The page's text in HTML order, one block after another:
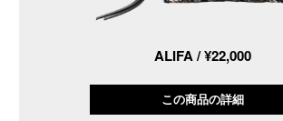
ALIFA / ¥22,000
この商品の詳細